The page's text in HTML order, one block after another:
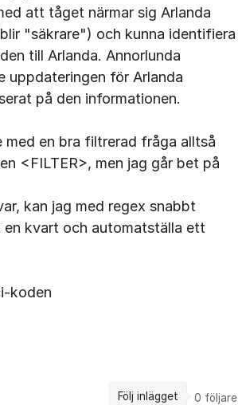
att tåget närmar sig Arlanda
"säkrare") och kunna identifiera
till Arlanda. Annorlunda
för Arlanda
på den informationen.
en bra filtrerad fråga alltså
<FILTER>, men jag går bet på
kan jag med regex snabbt
kvart och automatställa ett
koden
Följ inlägget 0 följare